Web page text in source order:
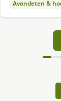
Avondeten &